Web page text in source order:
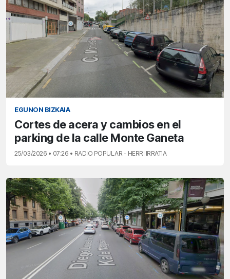
EGUNON BIZKAIA
Cortes de acera y cambios en el
parking de la calle Monte Ganeta
25/03/2026 • 07:26 • RADIO POPULAR - HERRI IRRATIA